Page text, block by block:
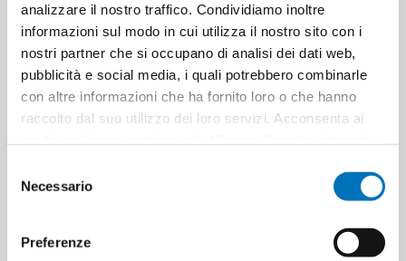
analizzare il nostro traffico. Condividiamo inoltre
informazioni sul modo in cui utilizza il nostro sito con i
nostri partner che si occupano di analisi dei dati web,
pubblicità e social media, i quali potrebbero combinarle
con altre informazioni che ha fornito loro o che hanno
raccolto dal suo utilizzo dei loro servizi. Acconsenta ai
delNecessario
Preferenze
Cartoni per strato 30
Minimo di vendita 6
ETICHETTA DEL PRODOTTO